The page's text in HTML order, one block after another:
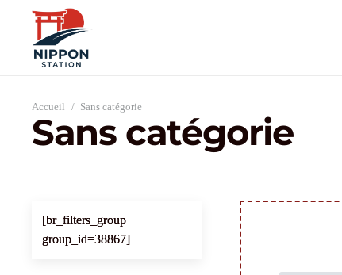
Accueil / Sans catégorie
Sans catégorie
[br_filters_group
group_id=38867]